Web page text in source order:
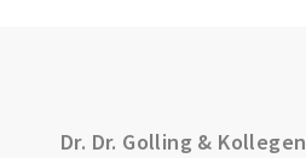
Dr. Dr. Golling & Kollegen